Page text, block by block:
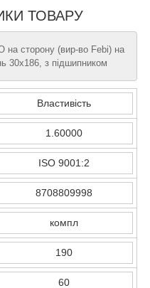
ТОВАРУ
на сторону (вир-во Febi) на
30х186, з підшипником
Властивість
1.60000
ISO 9001:2
8708809998
компл
190
60